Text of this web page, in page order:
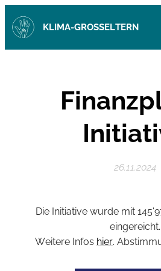
KLIMA-GROSSELTERN
26.11.2024
Die Initiative wurde mit
eingereicht.
Weitere Infos hier.